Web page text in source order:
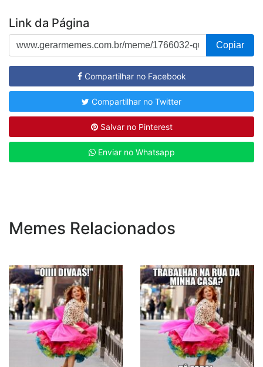
Link da Página
Copiar
Compartilhar no Facebook
Compartilhar no Twitter
Salvar no Pinterest
Enviar no Whatsapp
Memes Relacionados